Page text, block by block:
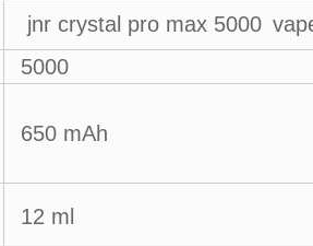
jnr crystal pro max 5000
5000
650 mAh
12 ml